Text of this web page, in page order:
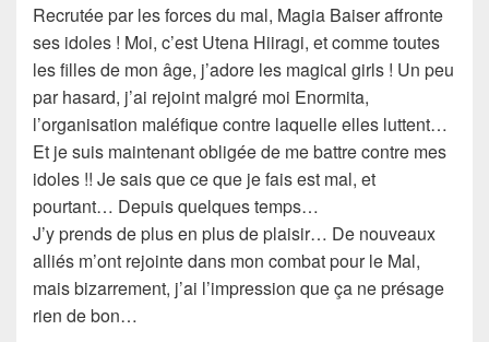
Recrutée par les forces du mal, Magia Baiser affronte
ses idoles ! Moi, c’est Utena Hiiragi, et comme toutes
les filles de mon âge, j’adore les magical girls ! Un peu
par hasard, j’ai rejoint malgré moi Enormita,
l’organisation maléfique contre laquelle elles luttent…
Et je suis maintenant obligée de me battre contre mes
idoles !! Je sais que ce que je fais est mal, et
pourtant… Depuis quelques temps…
J’y prends de plus en plus de plaisir… De nouveaux
alliés m’ont rejointe dans mon combat pour le Mal,
mais bizarrement, j’ai l’impression que ça ne présage
rien de bon…